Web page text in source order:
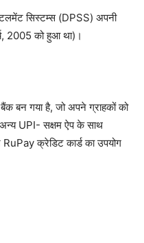
सिस्टम्स (DPSS) अपनी
2005 को हुआ था)।
बन गया है, जो अपने ग्राहकों को
UPI- सक्षम ऐप के साथ
क्रेडिट कार्ड का उपयोग